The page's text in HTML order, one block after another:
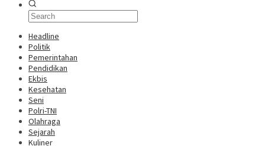
Headline
Politik
Pemerintahan
Pendidikan
Ekbis
Kesehatan
Seni
Polri-TNI
Olahraga
Sejarah
Kuliner